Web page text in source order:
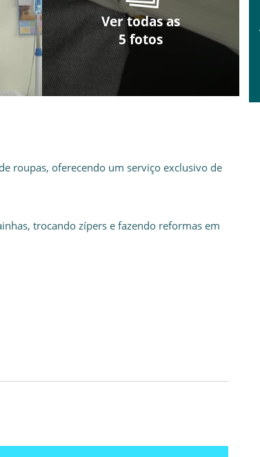
Ver todas as
5 fotos
Ver todas as
5 fotos
Ver todas as
5 fotos
Ver todas as
5 fotos
Ver todas as
5 fotos
roupas, oferecendo um serviço exclusivo de
trocando zípers e fazendo reformas em